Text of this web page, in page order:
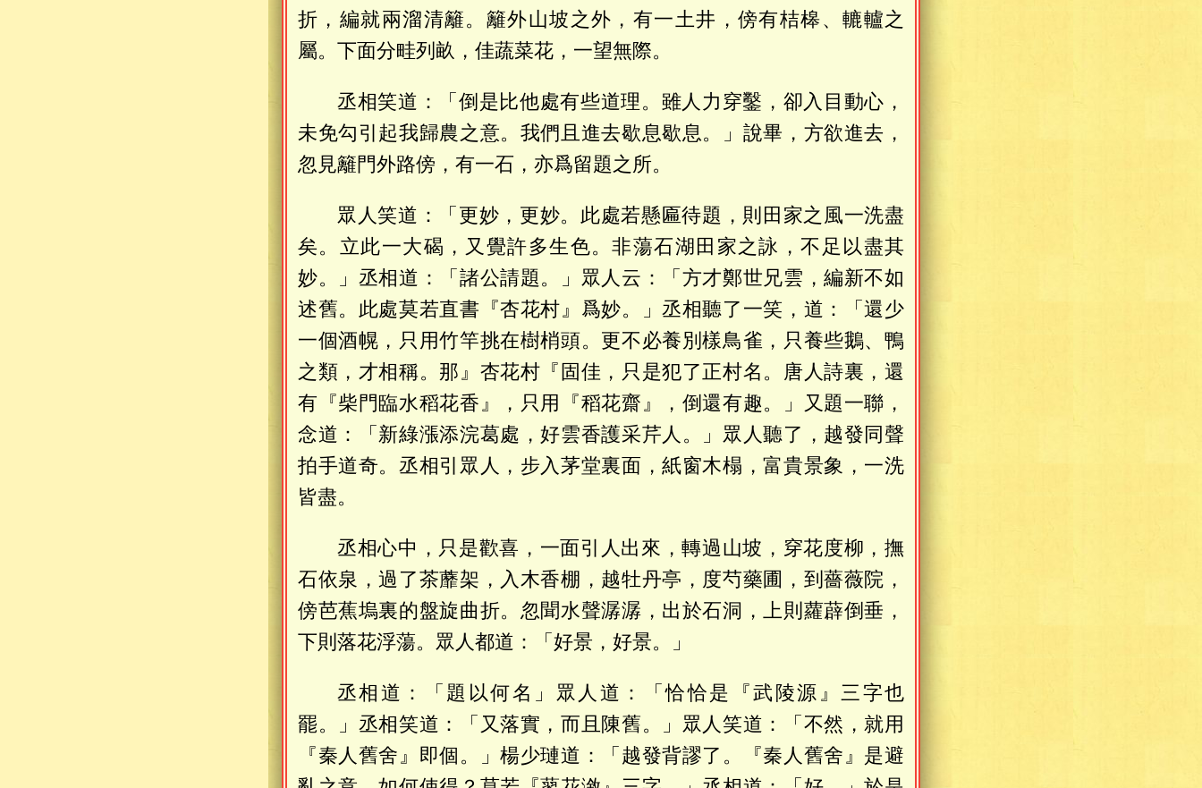
折，編就兩溜清籬。籬外山坡之外，有一土井，傍有桔槔、轆轤之
屬。下面分畦列畝，佳蔬菜花，一望無際。
丞相笑道：「倒是比他處有些道理。雖人力穿鑿，卻入目動心，
未免勾引起我歸農之意。我們且進去歇息歇息。」說畢，方欲進去，
忽見籬門外路傍，有一石，亦爲留題之所。
眾人笑道：「更妙，更妙。此處若懸匾待題，則田家之風一洗盡
矣。立此一大碣，又覺許多生色。非蕩石湖田家之詠，不足以盡其
妙。」丞相道：「諸公請題。」眾人云：「方才鄭世兄雲，編新不如
述舊。此處莫若直書『杏花村』爲妙。」丞相聽了一笑，道：「還少
一個酒幌，只用竹竿挑在樹梢頭。更不必養別樣鳥雀，只養些鵝、鴨
之類，才相稱。那』杏花村『固佳，只是犯了正村名。唐人詩裏，還
有『柴門臨水稻花香』，只用『稻花齋』，倒還有趣。」又題一聯，
念道：「新綠漲添浣葛處，好雲香護采芹人。」眾人聽了，越發同聲
拍手道奇。丞相引眾人，步入茅堂裏面，紙窗木榻，富貴景象，一洗
皆盡。
丞相心中，只是歡喜，一面引人出來，轉過山坡，穿花度柳，撫
石依泉，過了茶蘼架，入木香棚，越牡丹亭，度芍藥圃，到薔薇院，
傍芭蕉塢裏的盤旋曲折。忽聞水聲潺潺，出於石洞，上則蘿薜倒垂，
下則落花浮蕩。眾人都道：「好景，好景。」
丞相道：「題以何名」眾人道：「恰恰是『武陵源』三字也
罷。」丞相笑道：「又落實，而且陳舊。」眾人笑道：「不然，就用
『秦人舊舍』即個。」楊少璉道：「越發背謬了。『秦人舊舍』是避